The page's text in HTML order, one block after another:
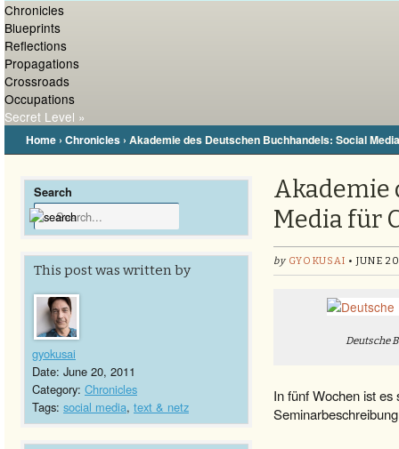
Chronicles
Blueprints
Reflections
Propagations
Crossroads
Occupations
Secret Level »
Home › Chronicles › Akademie des Deutschen Buchhandels: Social
Search
This post was written by
gyokusai
Date: June 20, 2011
Category: Chronicles
Tags: social media, text & netz
Akademie
Media für
by GYOKUSAI • JUNE
Deutsche
In fünf Wochen ist